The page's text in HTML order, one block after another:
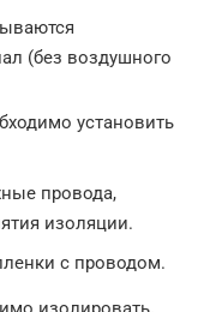
(без воздушного
установить
провода,
изоляции.
с проводом.